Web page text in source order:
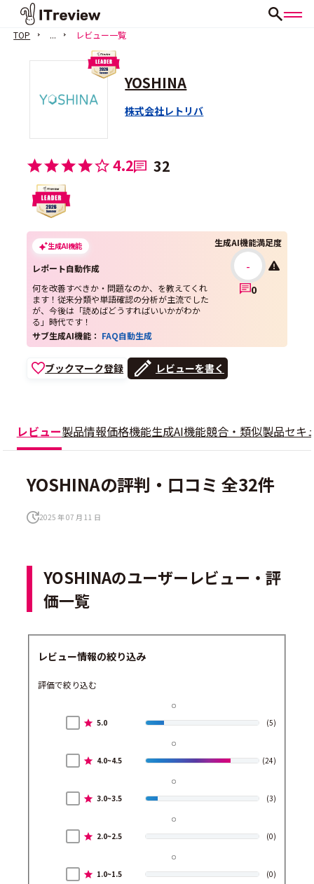
TOP ... レビュー一覧
YOSHINA
株式会社レトリバ
4.2 32
生成AI機能
レポート自動作成
何を改善すべきか・問題なのか、を教えてくれ
ます！従来分類や単語確認の分析が主流でした
が、今後は「読めばどうすればいいかがわか
る」時代です！
生成AI機能満足度
-
0
サブ生成AI機能： FAQ自動生成
ブックマーク登録 レビューを書く
レビュー製品情報価格機能生成AI機能競合・類似製品セキ
YOSHINAの評判・口コミ 全32件
2025 年 07 月 11 日
YOSHINAのユーザーレビュー・評
価一覧
レビュー情報の絞り込み
評価で絞り込む
5.0 (5)
4.0~4.5 (24)
3.0~3.5 (3)
2.0~2.5 (0)
1.0~1.5 (0)